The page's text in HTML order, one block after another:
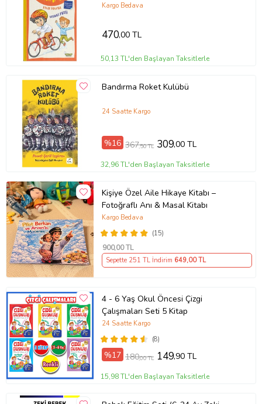
Basım Yılı: 2017
Kapak Türü: Ciltli
Kağıt Cinsi: 1. Hamur
Çevirmen:
Ürün Kodu:kcm29150921
Kargo Bedava
470,00 TL
50,13 TL'den Başlayan Taksitlerle
Bandırma Roket Kulübü
24 Saatte Kargo
%16 367,50 TL 309,00 TL
32,96 TL'den Başlayan Taksitlerle
Kişiye Özel Aile Hikaye Kitabı –
Fotoğraflı Anı & Masal Kitabı
(15)
Kargo Bedava
900,00 TL
Sepette 251 TL İndirim 649,00 TL
4 - 6 Yaş Okul Öncesi Çizgi
Çalışmaları Seti 5 Kitap
(8)
24 Saatte Kargo
%17 180,00 TL 149,90 TL
15,98 TL'den Başlayan Taksitlerle